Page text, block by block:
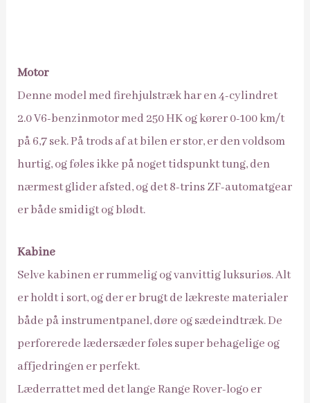
Motor
Denne model med firehjulstræk har en 4-cylindret
2.0 V6-benzinmotor med 250 HK og kører 0-100 km/t
på 6,7 sek. På trods af at bilen er stor, er den voldsom
hurtig, og føles ikke på noget tidspunkt tung, den
nærmest glider afsted, og det 8-trins ZF-automatgear
er både smidigt og blødt.
Kabine
Selve kabinen er rummelig og vanvittig luksuriøs. Alt
er holdt i sort, og der er brugt de lækreste materialer
både på instrumentpanel, døre og sædeindtræk. De
perforerede lædersæder føles super behagelige og
affjedringen er perfekt.
Læderrattet med det lange Range Rover-logo er